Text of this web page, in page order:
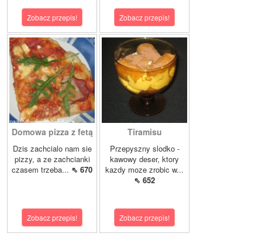
Zobacz przepis! Zobacz przepis!
Domowa pizza z fetą
Dzis zachcialo nam sie
pizzy, a ze zachcianki
czasem trzeba... ⇖ 670
Zobacz przepis!
Tiramisu
Przepyszny slodko -
kawowy deser, ktory
kazdy moze zrobic w...
⇖ 652
Zobacz przepis!